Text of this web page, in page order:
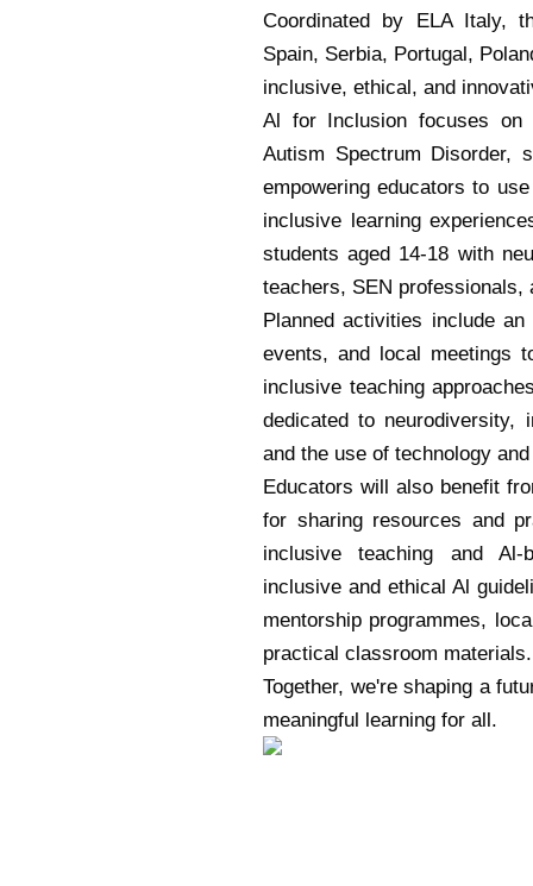
Coordinated by ELA Italy,
Spain, Serbia, Portugal,
inclusive, ethical, and
Al for Inclusion focuses on
Autism Spectrum Disorder,
empowering educators to
inclusive learning
students aged 14-18 with
teachers, SEN professionals,
Planned activities include
events, and local meetings
inclusive teaching
dedicated to neurodiversity,
and the use of technology
Educators will also benefit
for sharing resources and
inclusive teaching and Al-
inclusive and ethical Al
mentorship programmes,
practical classroom materials.
Together, we're shaping a
meaningful learning for all.